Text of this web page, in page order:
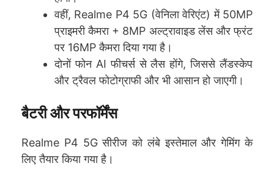
वहीं, Realme P4 5G (वेनिला वेरिएंट) में 50MP
प्राइमरी कैमरा + 8MP अल्ट्रावाइड लेंस और फ्रंट
पर 16MP कैमरा दिया गया है।
दोनों फोन AI फीचर्स से लैस होंगे, जिससे लैंडस्केप
और ट्रैवल फोटोग्राफी और भी आसान हो जाएगी।
बैटरी और परफॉर्मेंस
Realme P4 5G सीरीज को लंबे इस्तेमाल और गेमिंग के
लिए तैयार किया गया है।